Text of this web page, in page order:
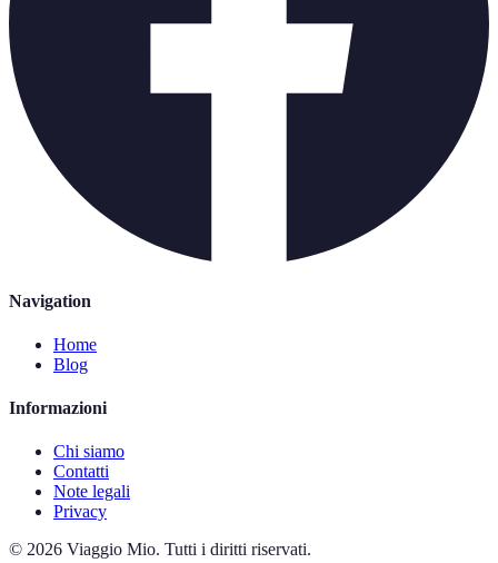
Navigation
Home
Blog
Informazioni
Chi siamo
Contatti
Note legali
Privacy
© 2026 Viaggio Mio. Tutti i diritti riservati.